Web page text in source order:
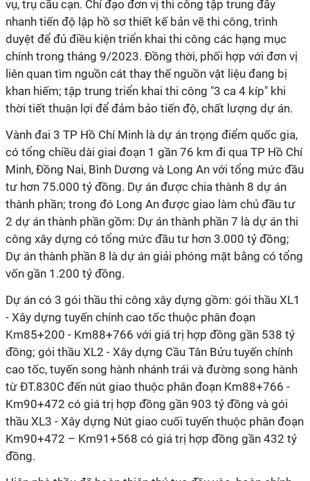
vụ, trụ cầu cạn. Chỉ đạo đơn vị thi công tập trung đẩy
nhanh tiến độ lập hồ sơ thiết kế bản vẽ thi công, trình
duyệt để đủ điều kiện triển khai thi công các hạng mục
chính trong tháng 9/2023. Đồng thời, phối hợp với đơn vị
liên quan tìm nguồn cát thay thế nguồn vật liệu đang bị
khan hiếm; tập trung triển khai thi công "3 ca 4 kíp" khi
thời tiết thuận lợi để đảm bảo tiến độ, chất lượng dự án.
Vành đai 3 TP Hồ Chí Minh là dự án trọng điểm quốc gia,
có tổng chiều dài giai đoạn 1 gần 76 km đi qua TP Hồ Chí
Minh, Đồng Nai, Bình Dương và Long An với tổng mức đầu
tư hơn 75.000 tỷ đồng. Dự án được chia thành 8 dự án
thành phần; trong đó Long An được giao làm chủ đầu tư
2 dự án thành phần gồm: Dự án thành phần 7 là dự án thi
công xây dựng có tổng mức đầu tư hơn 3.000 tỷ đồng;
Dự án thành phần 8 là dự án giải phóng mặt bằng có tổng
vốn gần 1.200 tỷ đồng.
Dự án có 3 gói thầu thi công xây dựng gồm: gói thầu XL1
- Xây dựng tuyến chính cao tốc thuộc phân đoạn
Km85+200 - Km88+766 với giá trị hợp đồng gần 538 tỷ
đồng; gói thầu XL2 - Xây dựng Cầu Tân Bửu tuyến chính
cao tốc, tuyến song hành nhánh trái và đường song hành
từ ĐT.830C đến nút giao thuộc phân đoạn Km88+766 -
Km90+472 có giá trị hợp đồng gần 903 tỷ đồng và gói
thầu XL3 - Xây dựng Nút giao cuối tuyến thuộc phân đoạn
Km90+472 – Km91+568 có giá trị hợp đồng gần 432 tỷ
đồng.